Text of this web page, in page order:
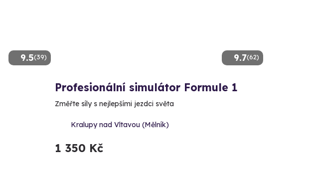
9.5(39) 9.7(62)
Profesionální simulátor Formule 1
Změřte síly s nejlepšími jezdci světa
Kralupy nad Vltavou (Mělník)
1 350 Kč